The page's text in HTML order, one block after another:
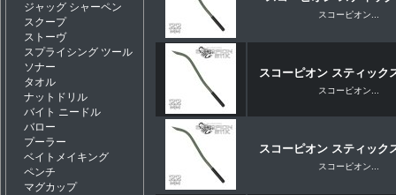
ジャッグ シャーペン
スクープ
ストーヴ
スプライシング ツール
ソナー
タオル
ナットドリル
バイト ニードル
バロー
プーラー
ベイトメイキング
ペンチ
マグカップ
スコーピオン...
スコーピオン スティック
スコーピオン...
スコーピオン スティック
スコーピオン...